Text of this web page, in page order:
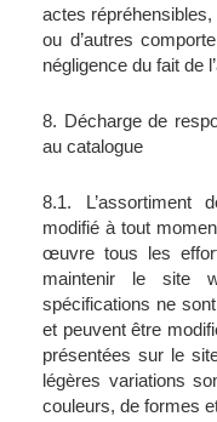
actes
ou d’autres
négligence du fait de
8. Décharge de
au catalogue
8.1. L’assortiment
modifié à tout
œuvre tous les
maintenir le site
spécifications ne
et peuvent être
présentées sur le
légères variations
couleurs, de formes